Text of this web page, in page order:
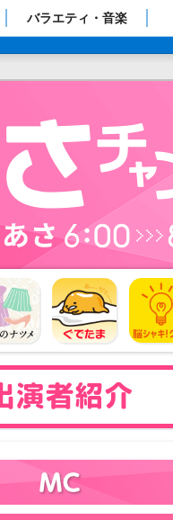
プページ
バラエティ・音楽